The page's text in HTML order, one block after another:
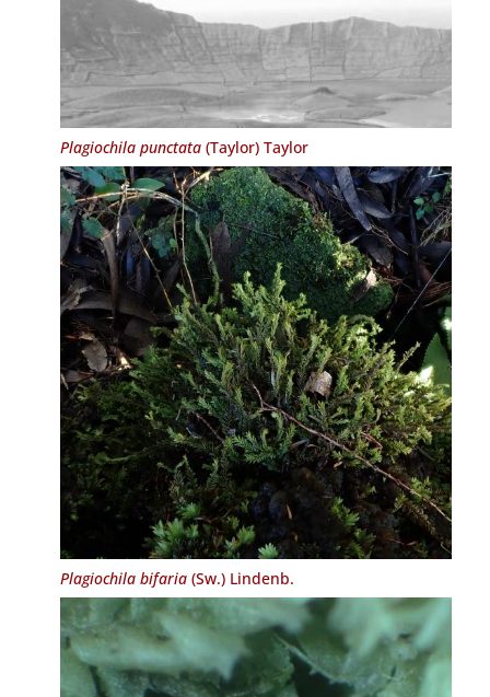
Plagiochila punctata(Taylor) Taylor
Plagiochila bifaria(Sw.) Lindenb.